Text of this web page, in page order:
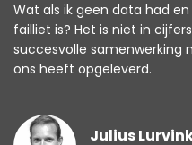
Wat als ik geen data had
failliet is? Het is niet in
succesvolle samenwerking
ons heeft opgeleverd.
Julius